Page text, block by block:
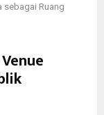
sebagai Ruang